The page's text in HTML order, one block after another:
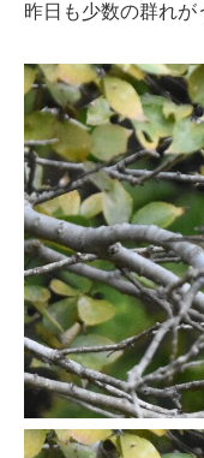
昨日も少数の群れが